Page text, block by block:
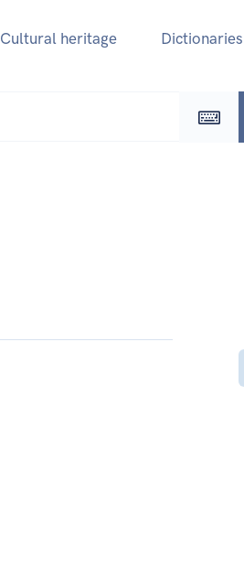
Cultural heritage Dictionaries